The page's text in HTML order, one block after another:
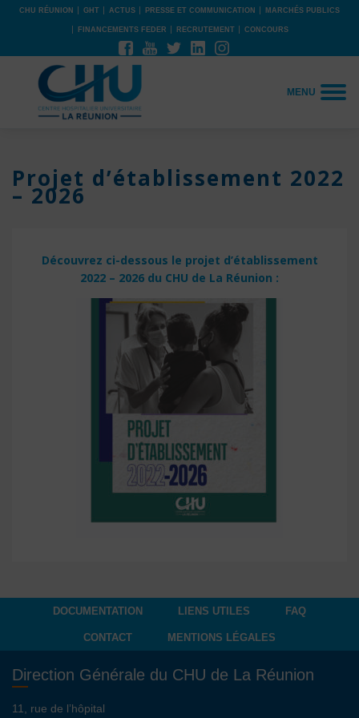
CHU RÉUNION GHT ACTUS PRESSE ET COMMUNICATION MARCHÉS PUBLICS
FINANCEMENTS FEDER RECRUTEMENT CONCOURS
MENU
Projet d’établissement 2022
– 2026
Découvrez ci-dessous le projet d’établissement
2022 – 2026 du CHU de La Réunion :
DOCUMENTATION LIENS UTILES FAQ
CONTACT MENTIONS LÉGALES
Direction Générale du CHU de La Réunion
11, rue de l’hôpital